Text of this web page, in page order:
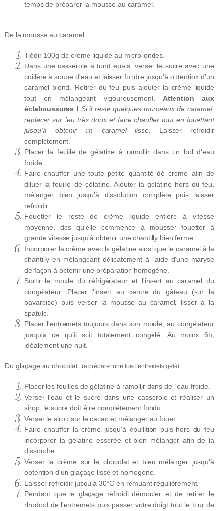
temps de préparer la mousse au caramel.
De la mousse au caramel:
Tiédir 100g de crème liquide au micro-ondes.
Dans une casserole à fond épais, verser le sucre avec une
cuillère à soupe d'eau et laisser fondre jusqu'à obtention d'un
caramel blond. Retirer du feu puis ajouter la crème liquide
tout en mélangeant vigoureusement. Attention aux
éclaboussures ! Si il reste quelques morceaux de caramel,
replacer sur feu très doux et faire chauffer tout en fouettant
jusqu'à obtenir un caramel lisse.
Laisser refroidir
complètement.
Placer la feuille de gélatine à ramollir dans un bol d'eau
froide.
Faire chauffer une toute petite quantité dé crème afin de
diluer la feuille de gélatine. Ajouter la gélatine hors du feu,
mélanger bien jusqu'à dissolution complète puis laisser
refroidir.
Fouetter le reste de crème liquide entière à vitesse
moyenne, dès qu'elle commence à mousser fouetter à
grande vitesse jusqu'à obtenir une chantilly bien ferme.
Incorporer la crème avec la gélatine ainsi que le caramel à la
chantilly en mélangeant délicatement à l'aide d'une maryse
de façon à obtenir une préparation homogène.
Sortir le moule du réfrigérateur et l'insert au caramel du
congélateur. Placer l'insert au centre du gâteau (sur la
bavaroise) puis verser la mousse au caramel, lisser à la
spatule.
Placer l'entremets toujours dans son moule, au congélateur
jusqu'à ce qu'il soit totalement congelé. Au moins 6h,
idéalement une nuit.
Du glaçage au chocolat: (à préparer une fois l'entremets gelé)
Placer les feuilles de gélatine à ramollir dans de l'eau froide.
Verser l'eau et le sucre dans une casserole et réaliser un
sirop, le sucre doit être complétement fondu.
Verser le sirop sur le cacao et mélanger au fouet.
Faire chauffer la crème jusqu'à ébullition puis hors du feu
incorporer la gélatine essorée et bien mélanger afin de la
dissoudre.
Verser la crème sur le chocolat et bien mélanger jusqu'à
obtention d'un glaçage lisse et homogène.
Laisser refroidir jusqu'à 30°C en remuant régulièrement.
Pendant que le glaçage refroidi démouler et de retirer le
rhodoïd de l'entremets puis passer votre doigt tout le tour de